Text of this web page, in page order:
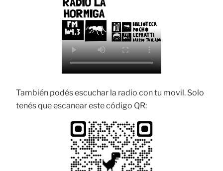
También podés escuchar la radio con tu movil. Solo
tenés que escanear este código QR: